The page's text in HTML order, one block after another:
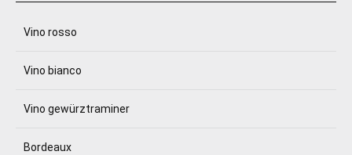
Vino rosso
Vino bianco
Vino gewürztraminer
Bordeaux